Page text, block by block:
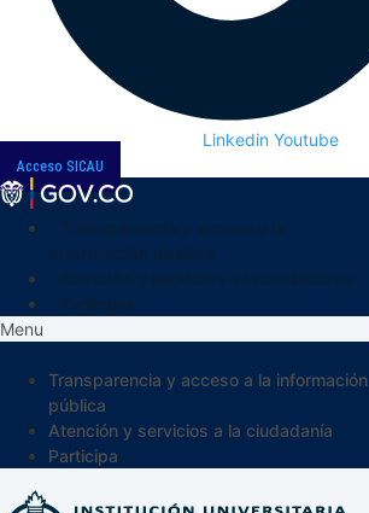
Linkedin Youtube
Acceso SICAU
Menu
Transparencia y acceso a la información
pública
Atención y servicios a la ciudadanía
Participa